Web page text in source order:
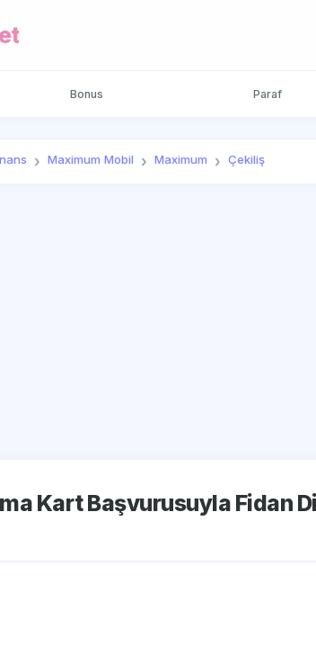
Bonus Paraf
Maximum Mobil Maximum Çekiliş
Kart Başvurusuyla Fidan